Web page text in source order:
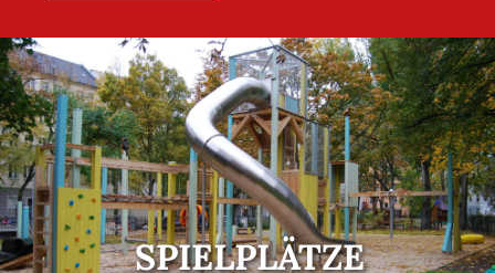
SPIELPLÄTZE